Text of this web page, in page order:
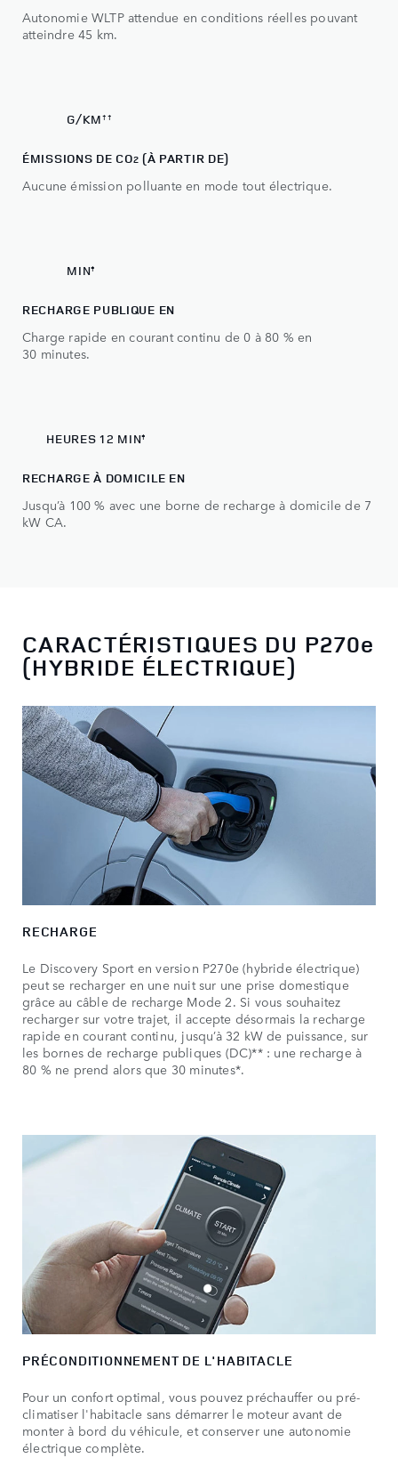
Autonomie WLTP attendue en conditions réelles pouvant
atteindre 45 km.
77
G/KM††
ÉMISSIONS DE CO2 (À PARTIR DE)
Aucune émission polluante en mode tout électrique.
1
2
MIN‡
RECHARGE PUBLIQUE EN
Charge rapide en courant continu de 0 à 80 % en
30 minutes.
0
1
HEURES 12 MIN‡
RECHARGE À DOMICILE EN
Jusqu’à 100 % avec une borne de recharge à domicile de 7
kW CA.
CARACTÉRISTIQUES DU P270e
(HYBRIDE ÉLECTRIQUE)
RECHARGE
Le Discovery Sport en version P270e (hybride électrique)
peut se recharger en une nuit sur une prise domestique
grâce au câble de recharge Mode 2. Si vous souhaitez
recharger sur votre trajet, il accepte désormais la recharge
rapide en courant continu, jusqu’à 32 kW de puissance, sur
les bornes de recharge publiques (DC)** : une recharge à
80 % ne prend alors que 30 minutes*.
PRÉCONDITIONNEMENT DE L'HABITACLE
Pour un confort optimal, vous pouvez préchauffer ou pré-
climatiser l'habitacle sans démarrer le moteur avant de
monter à bord du véhicule, et conserver une autonomie
électrique complète.